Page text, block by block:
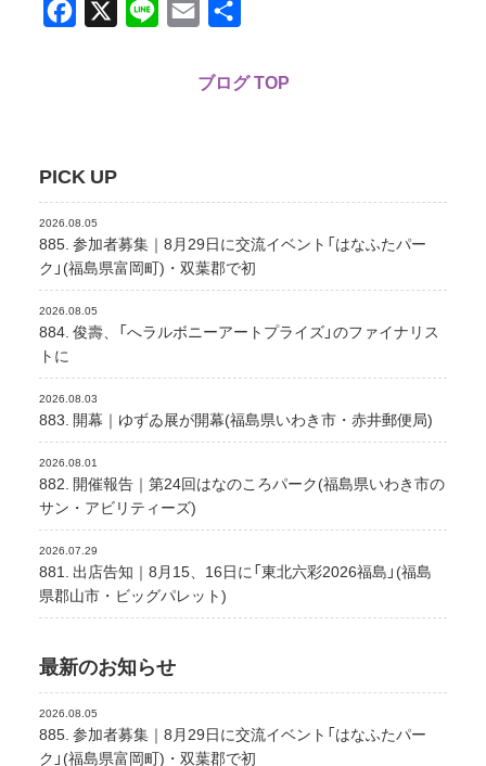
Facebook
X Line Email
ブログ TOP
PICK UP
2026.08.05
885. 参加者募集｜8月29日に交流イベント「はなふたパー
ク」(福島県富岡町)・双葉郡で初
2026.08.05
884. 俊壽、「へラルボニーアートプライズ」のファイナリス
トに
2026.08.03
883. 開幕｜ゆずゐ展が開幕(福島県いわき市・赤井郵便局)
2026.08.01
882. 開催報告｜第24回はなのころパーク(福島県いわき市の
サン・アビリティーズ)
2026.07.29
881. 出店告知｜8月15、16日に「東北六彩2026福島」(福島
県郡山市・ビッグパレット)
最新のお知らせ
2026.08.05
885. 参加者募集｜8月29日に交流イベント「はなふたパー
ク」(福島県富岡町)・双葉郡で初